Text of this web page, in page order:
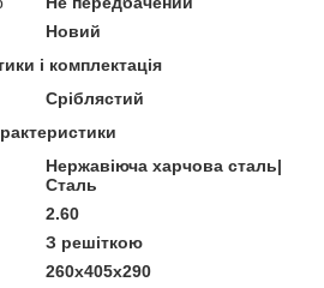
Новий
і комплектація
Сріблястий
Нержавіюча харчова сталь|
Сталь
2.60
З решіткою
260х405х290